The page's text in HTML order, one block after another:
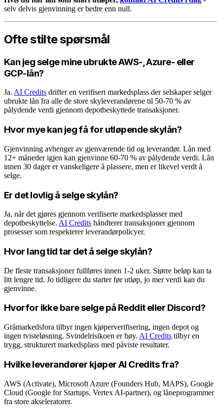
selv delvis gjenvinning er bedre enn null.
Ofte stilte spørsmål
Kan jeg selge mine ubrukte AWS-, Azure- eller
GCP-lån?
Ja. AI Credits drifter en verifisert markedsplass der selskaper selger
ubrukte lån fra alle de store skyleverandørene til 50-70 % av
pålydende verdi gjennom depotbeskyttede transaksjoner.
Hvor mye kan jeg få for utløpende skylån?
Gjenvinning avhenger av gjenværende tid og leverandør. Lån med
12+ måneder igjen kan gjenvinne 60-70 % av pålydende verdi. Lån
innen 30 dager er vanskeligere å plassere, men er likevel verdt å
selge.
Er det lovlig å selge skylån?
Ja, når det gjøres gjennom verifiserte markedsplasser med
depotbeskyttelse. AI Credits håndterer transaksjoner gjennom
prosesser som respekterer leverandørpolicyer.
Hvor lang tid tar det å selge skylån?
De fleste transaksjoner fullføres innen 1-2 uker. Større beløp kan ta
litt lengre tid. Jo tidligere du starter før utløp, jo mer verdi kan du
gjenvinne.
Hvorfor ikke bare selge på Reddit eller Discord?
Gråmarkedsfora tilbyr ingen kjøperverifisering, ingen depot og
ingen tvisteløsning. Svindelrisikoen er høy. AI Credits tilbyr en
trygg, strukturert markedsplass med påviste resultater.
Hvilke leverandører kjøper AI Credits fra?
AWS (Activate), Microsoft Azure (Founders Hub, MAPS), Google
Cloud (Google for Startups, Vertex AI-partner), og låneprogrammer
fra store akseleratorer.